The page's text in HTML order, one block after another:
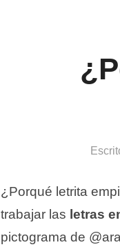
¿Porqué letrita
trabajar las letras
pictograma de